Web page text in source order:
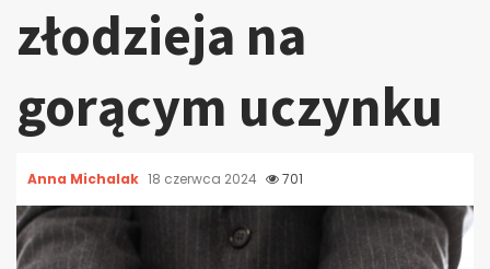
złodzieja na
gorącym uczynku
Anna Michalak 18 czerwca 2024 701